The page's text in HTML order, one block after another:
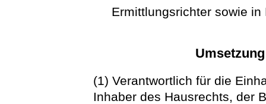
Ermittlungsrichter sowie
(1) Verantwortlich für die
Inhaber des Hausrechts, der